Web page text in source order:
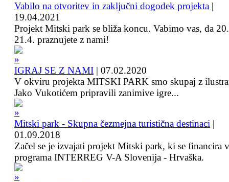
Vabilo na otvoritev in zaključni dogodek projekta |
19.04.2021
Projekt Mitski park se bliža koncu. Vabimo vas, da
21.4. praznujete z nami!
IGRAJ SE Z NAMI | 07.02.2020
V okviru projekta MITSKI PARK smo skupaj z
Jako Vukotićem pripravili zanimive igre...
Mitski park - Skupna čezmejna turistična destinaci |
01.09.2018
Začel se je izvajati projekt Mitski park, ki se financira
programa INTERREG V-A Slovenija - Hrvaška.